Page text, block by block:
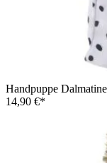
Handpuppe
14,90 €*